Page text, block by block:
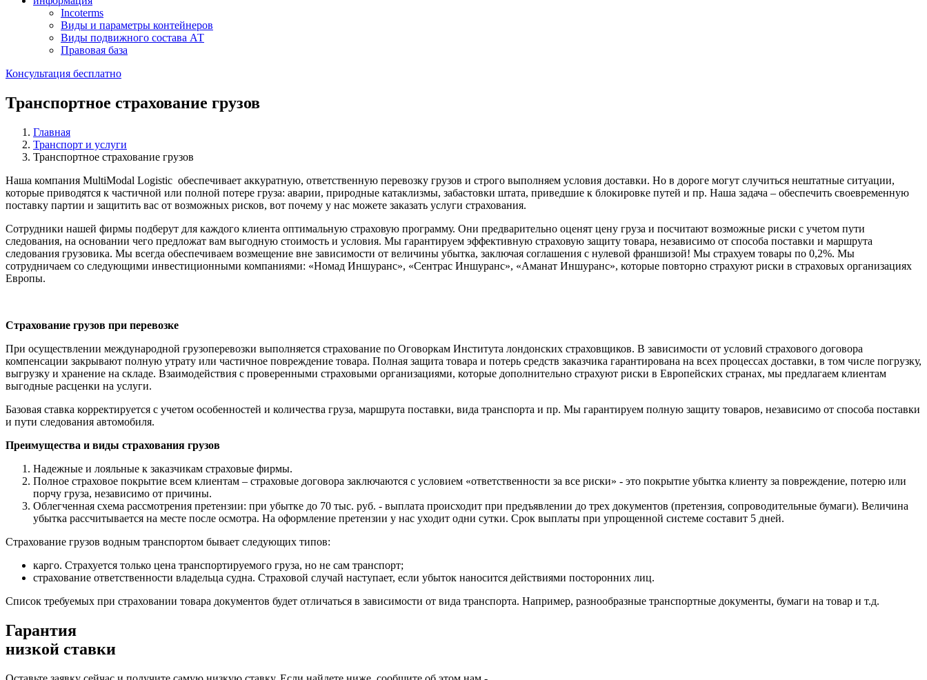
Incoterms
Виды и параметры контейнеров
Виды подвижного состава АТ
Правовая база
Консультация бесплатно
Транспортное страхование грузов
Главная
Транспорт и услуги
Транспортное страхование грузов
Наша компания MultiModal Logistic обеспечивает аккуратную, ответственную перевозку грузов и строго выполняем условия доставки. Но в дороге могут случиться нештатные ситуации,
которые приводятся к частичной или полной потере груза: аварии, природные катаклизмы, забастовки штата, приведшие к блокировке путей и пр. Наша задача – обеспечить своевременную
поставку партии и защитить вас от возможных рисков, вот почему у нас можете заказать услуги страхования.
Сотрудники нашей фирмы подберут для каждого клиента оптимальную страховую программу. Они предварительно оценят цену груза и посчитают возможные риски с учетом пути
следования, на основании чего предложат вам выгодную стоимость и условия. Мы гарантируем эффективную страховую защиту товара, независимо от способа поставки и маршрута
следования грузовика. Мы всегда обеспечиваем возмещение вне зависимости от величины убытка, заключая соглашения с нулевой франшизой! Мы страхуем товары по 0,2%. Мы
сотрудничаем со следующими инвестиционными компаниями: «Номад Иншуранс», «Сентрас Иншуранс», «Аманат Иншуранс», которые повторно страхуют риски в страховых организациях
Европы.
Страхование грузов при перевозке
При осуществлении международной грузоперевозки выполняется страхование по Оговоркам Института лондонских страховщиков. В зависимости от условий страхового договора
компенсации закрывают полную утрату или частичное повреждение товара. Полная защита товара и потерь средств заказчика гарантирована на всех процессах доставки, в том числе погрузку,
выгрузку и хранение на складе. Взаимодействия с проверенными страховыми организациями, которые дополнительно страхуют риски в Европейских странах, мы предлагаем клиентам
выгодные расценки на услуги.
Базовая ставка корректируется с учетом особенностей и количества груза, маршрута поставки, вида транспорта и пр. Мы гарантируем полную защиту товаров, независимо от способа поставки
и пути следования автомобиля.
Преимущества и виды страхования грузов
Надежные и лояльные к заказчикам страховые фирмы.
Полное страховое покрытие всем клиентам – страховые договора заключаются с условием «ответственности за все риски» - это покрытие убытка клиенту за повреждение, потерю или
порчу груза, независимо от причины.
Облегченная схема рассмотрения претензии: при убытке до 70 тыс. руб. - выплата происходит при предъявлении до трех документов (претензия, сопроводительные бумаги). Величина
убытка рассчитывается на месте после осмотра. На оформление претензии у нас уходит одни сутки. Срок выплаты при упрощенной системе составит 5 дней.
Страхование грузов водным транспортом бывает следующих типов:
карго. Страхуется только цена транспортируемого груза, но не сам транспорт;
страхование ответственности владельца судна. Страховой случай наступает, если убыток наносится действиями посторонних лиц.
Список требуемых при страховании товара документов будет отличаться в зависимости от вида транспорта. Например, разнообразные транспортные документы, бумаги на товар и т.д.
Гарантия
низкой ставки